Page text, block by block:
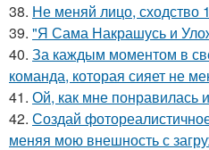
38. Не меняй лицо, сходство
39. "Я Сама Накрашусь и
40. За каждым моментом в
команда, которая сияет не
41. Ой, как мне понравилась
42. Создай
меняя мою внешность с